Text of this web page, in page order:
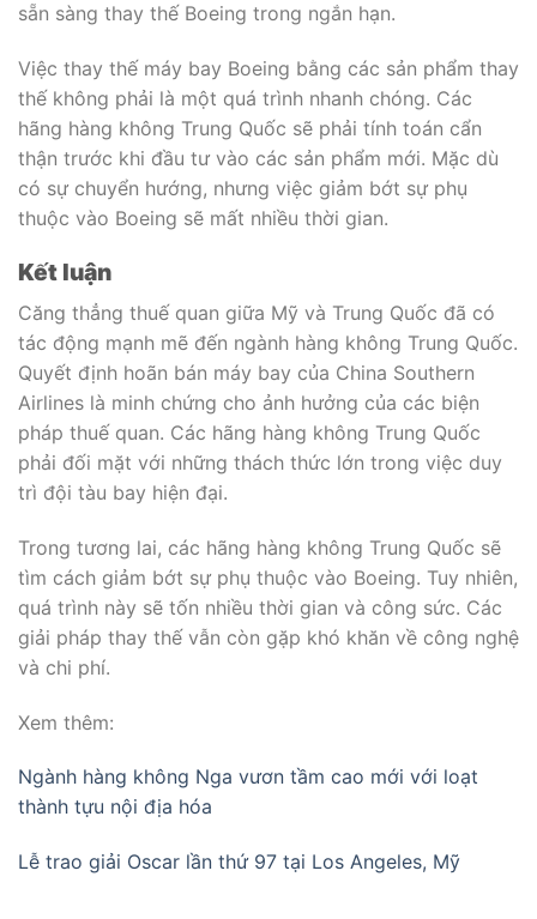
sẵn sàng thay thế Boeing trong ngắn hạn.
Việc thay thế máy bay Boeing bằng các sản phẩm thay
thế không phải là một quá trình nhanh chóng. Các
hãng hàng không Trung Quốc sẽ phải tính toán cẩn
thận trước khi đầu tư vào các sản phẩm mới. Mặc dù
có sự chuyển hướng, nhưng việc giảm bớt sự phụ
thuộc vào Boeing sẽ mất nhiều thời gian.
Kết luận
Căng thẳng thuế quan giữa Mỹ và Trung Quốc đã có
tác động mạnh mẽ đến ngành hàng không Trung Quốc.
Quyết định hoãn bán máy bay của China Southern
Airlines là minh chứng cho ảnh hưởng của các biện
pháp thuế quan. Các hãng hàng không Trung Quốc
phải đối mặt với những thách thức lớn trong việc duy
trì đội tàu bay hiện đại.
Trong tương lai, các hãng hàng không Trung Quốc sẽ
tìm cách giảm bớt sự phụ thuộc vào Boeing. Tuy nhiên,
quá trình này sẽ tốn nhiều thời gian và công sức. Các
giải pháp thay thế vẫn còn gặp khó khăn về công nghệ
và chi phí.
Xem thêm:
Ngành hàng không Nga vươn tầm cao mới với loạt
thành tựu nội địa hóa
Lễ trao giải Oscar lần thứ 97 tại Los Angeles, Mỹ